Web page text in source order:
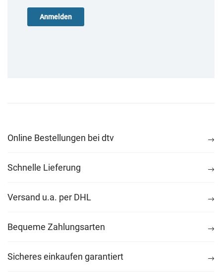
Online Bestellungen bei dtv
Schnelle Lieferung
Versand u.a. per DHL
Bequeme Zahlungsarten
Sicheres einkaufen garantiert